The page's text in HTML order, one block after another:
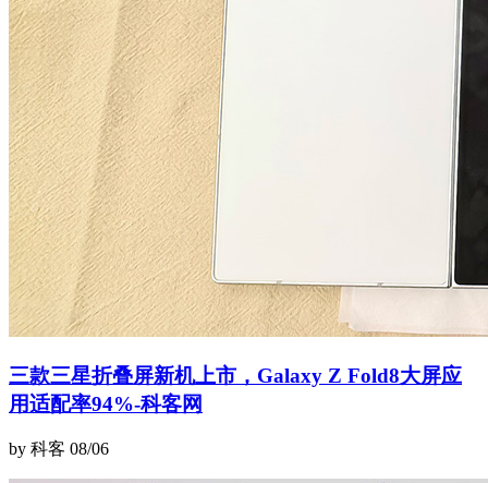
三款三星折叠屏新机上市，Galaxy Z Fold8大屏应
用适配率94%-科客网
by 科客 08/06